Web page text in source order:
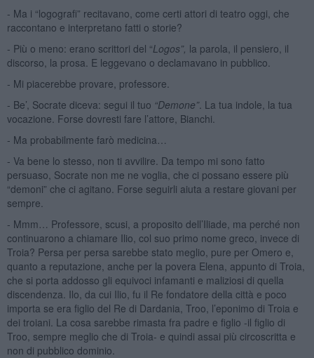
- Ma i “logografi” recitavano, come certi attori di teatro oggi, che
raccontano e interpretano fatti o storie?
- Più o meno: erano scrittori del “Logos”, la parola, il pensiero, il
discorso, la prosa. E leggevano o declamavano in pubblico.
- Mi piacerebbe provare, professore.
- Be’, Socrate diceva: segui il tuo “Demone”. La tua indole, la tua
vocazione. Forse dovresti fare l’attore, Bianchi.
- Ma probabilmente farò medicina…
- Va bene lo stesso, non ti avvilire. Da tempo mi sono fatto
persuaso, Socrate non me ne voglia, che ci possano essere più
“demoni” che ci agitano. Forse seguirli aiuta a restare giovani per
sempre.
- Mmm… Professore, scusi, a proposito dell’Iliade, ma perché non
continuarono a chiamare Ilio, col suo primo nome greco, invece di
Troia? Persa per persa sarebbe stato meglio, pure per Omero e,
quanto a reputazione, anche per la povera Elena, appunto di Troia,
che si porta addosso gli equivoci infamanti e maliziosi di quella
discendenza. Ilo, da cui Ilio, fu il Re fondatore della città e poco
importa se era figlio del Re di Dardania, Troo, l’eponimo di Troia e
dei troiani. La cosa sarebbe rimasta fra padre e figlio -il figlio di
Troo, sempre meglio che di Troia- e quindi assai più circoscritta e
non di pubblico dominio.